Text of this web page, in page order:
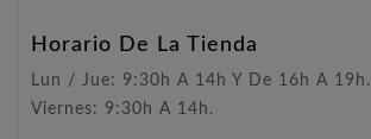
Horario De La Tienda
Lun / Jue: 9:30h A 14h Y De 16h A 19h.
Viernes: 9:30h A 14h.